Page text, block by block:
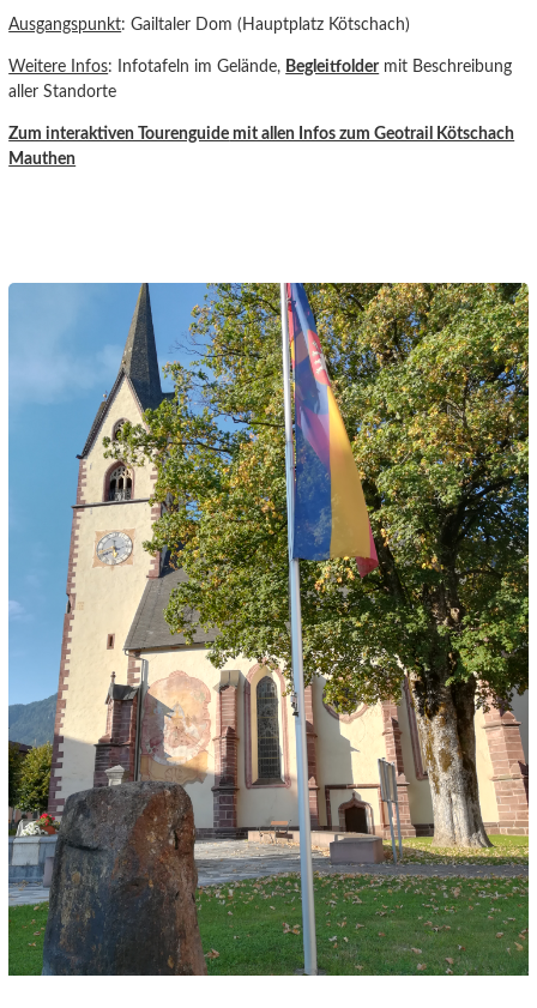
Ausgangspunkt: Gailtaler Dom (Hauptplatz Kötschach)
Weitere Infos: Infotafeln im Gelände, Begleitfoldermit Beschreibung
aller Standorte
Zum interaktiven Tourenguide mit allen Infos zum Geotrail Kötschach
Mauthen